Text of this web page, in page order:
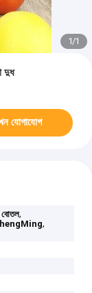
1/1
দুধ
যোগাযোগ
বোতল,
,